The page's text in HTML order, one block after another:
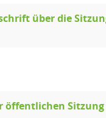
über die
öffentlichen Sitzung